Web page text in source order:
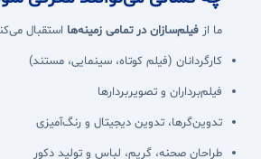
ما از فیلم‌سازان در تمامی زمینه‌ها استقبال
کارگردانان (فیلم کوتاه، سینمایی، مستند)
فیلم‌برداران و تصویربردارها
تدوین‌گرها، تدوین دیجیتال و رنگ‌آمیزی
طراحان صحنه، گریم، لباس و تولید دکور